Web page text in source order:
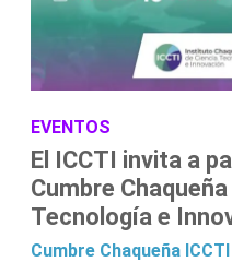
EVENTOS
El ICCTI invita a
Cumbre
Tecnología e
Cumbre Chaqueña ICCTI